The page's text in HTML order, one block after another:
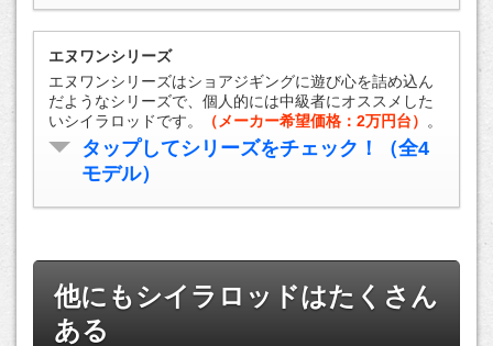
エヌワンシリーズ
エヌワンシリーズはショアジギングに遊び心を詰め込ん
だようなシリーズで、個人的には中級者にオススメした
いシイラロッドです。
（メーカー希望価格：2万円台） 。
タップしてシリーズをチェック！（全4
モデル）
他にもシイラロッドはたくさん
ある